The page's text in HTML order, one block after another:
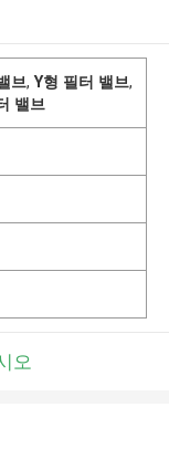
브,Y형 필터 밸브,
밸브
오